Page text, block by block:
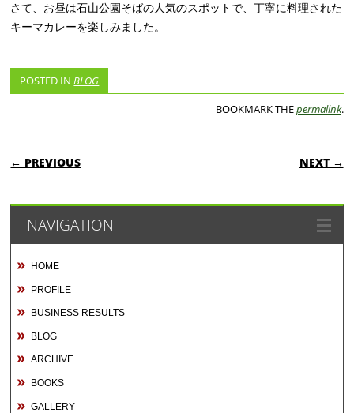
さて、お昼は石山公園そばの人気のスポットで、丁寧に料理された
キーマカレーを楽しみました。
POSTED INBLOG
BOOKMARK THEpermalink.
POST NAVIGATION
← PREVIOUS NEXT →
NAVIGATION
HOME
PROFILE
BUSINESS RESULTS
BLOG
ARCHIVE
BOOKS
GALLERY